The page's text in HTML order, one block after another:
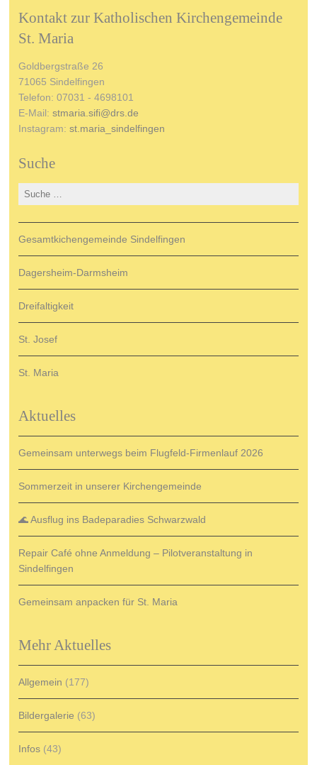
Kontakt zur Katholischen Kirchengemeinde
St. Maria
Goldbergstraße 26
71065 Sindelfingen
Telefon: 07031 - 4698101
E-Mail: stmaria.sifi@drs.de
Instagram: st.maria_sindelfingen
Suche
Suche
nach:
Gesamtkichengemeinde Sindelfingen
Dagersheim-Darmsheim
Dreifaltigkeit
St. Josef
St. Maria
Aktuelles
Gemeinsam unterwegs beim Flugfeld-Firmenlauf 2026
Sommerzeit in unserer Kirchengemeinde
🌊 Ausflug ins Badeparadies Schwarzwald
Repair Café ohne Anmeldung – Pilotveranstaltung in
Sindelfingen
Gemeinsam anpacken für St. Maria
Mehr Aktuelles
Allgemein (177)
Bildergalerie (63)
Infos(43)